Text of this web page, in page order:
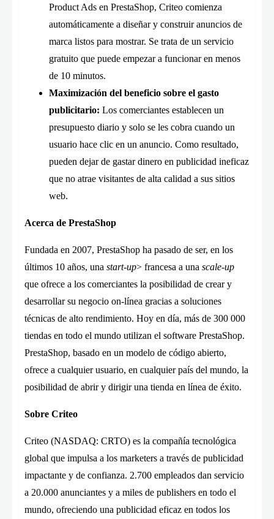
Product Ads en PrestaShop, Criteo comienza
automáticamente a diseñar y construir anuncios de
marca listos para mostrar. Se trata de un servicio
gratuito que puede empezar a funcionar en menos
de 10 minutos.
Maximización del beneficio sobre el gasto
publicitario: Los comerciantes establecen un
presupuesto diario y solo se les cobra cuando un
usuario hace clic en un anuncio. Como resultado,
pueden dejar de gastar dinero en publicidad ineficaz
que no atrae visitantes de alta calidad a sus sitios
web.
Acerca de PrestaShop
Fundada en 2007, PrestaShop ha pasado de ser, en los
últimos 10 años, una start-up> francesa a una scale-up
que ofrece a los comerciantes la posibilidad de crear y
desarrollar su negocio on-línea gracias a soluciones
técnicas de alto rendimiento. Hoy en día, más de 300 000
tiendas en todo el mundo utilizan el software PrestaShop.
PrestaShop, basado en un modelo de código abierto,
ofrece a cualquier usuario, en cualquier país del mundo, la
posibilidad de abrir y dirigir una tienda en línea de éxito.
Sobre Criteo
Criteo (NASDAQ: CRTO) es la compañía tecnológica
global que impulsa a los marketers a través de publicidad
impactante y de confianza. 2.700 empleados dan servicio
a 20.000 anunciantes y a miles de publishers en todo el
mundo, ofreciendo una publicidad eficaz en todos los